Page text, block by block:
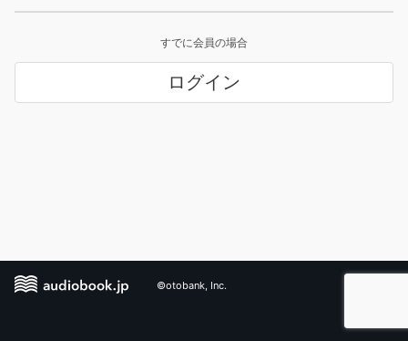
すでに会員の場合
ログイン
©otobank, Inc.